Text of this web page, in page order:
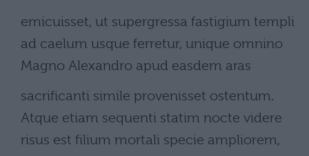
emicuisset, ut supergressa fastigium templi
ad caelum usque ferretur, unique omnino
Magno Alexandro apud easdem aras
sacrificanti simile provenisset ostentum.
Atque etiam sequenti statim nocte videre
risus est filium mortali specie ampliorem,